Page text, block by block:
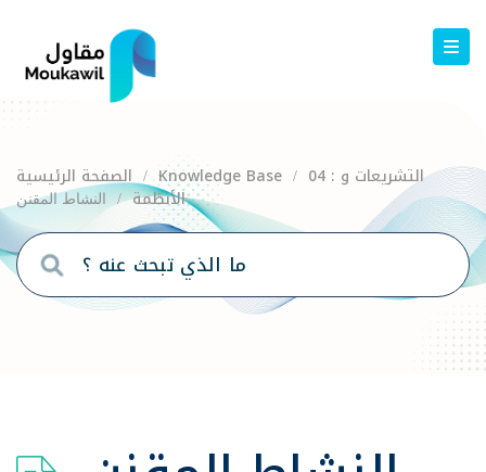
الصفحة الرئيسية / Knowledge Base / 04 : التشريعات و
الأنظمة / النشاط المقنن